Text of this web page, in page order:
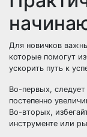
Для новичков
которые помогут
ускорить путь к
Во-первых,
постепенно
Во-вторых,
инструменте или